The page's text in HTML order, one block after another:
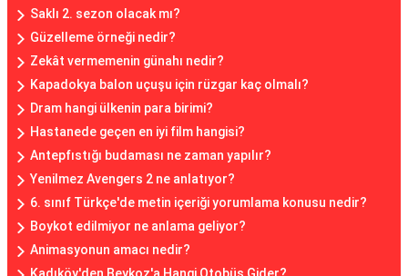
Saklı 2. sezon olacak mı?
Güzelleme örneği nedir?
Zekât vermemenin günahı nedir?
Kapadokya balon uçuşu için rüzgar kaç olmalı?
Dram hangi ülkenin para birimi?
Hastanede geçen en iyi film hangisi?
Antepfıstığı budaması ne zaman yapılır?
Yenilmez Avengers 2 ne anlatıyor?
6. sınıf Türkçe'de metin içeriği yorumlama konusu nedir?
Boykot edilmiyor ne anlama geliyor?
Animasyonun amacı nedir?